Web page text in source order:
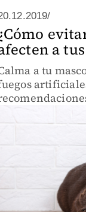
a
a tu